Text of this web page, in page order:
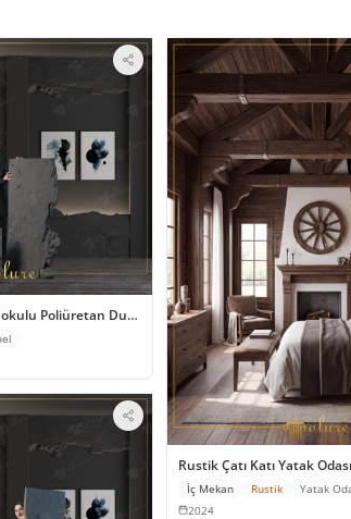
Poliüretan Duvar Paneli Uygulaması
Rustik Çatı Katı Yatak
İç Mekan Rustik
Yatak
2024